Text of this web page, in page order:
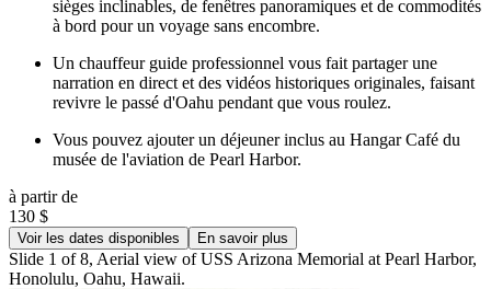
sièges inclinables, de fenêtres panoramiques et de commodités
à bord pour un voyage sans encombre.
Un chauffeur guide professionnel vous fait partager une
narration en direct et des vidéos historiques originales, faisant
revivre le passé d'Oahu pendant que vous roulez.
Vous pouvez ajouter un déjeuner inclus au Hangar Café du
musée de l'aviation de Pearl Harbor.
à partir de
130 $
Voir les dates disponibles En savoir plus
Slide 1 of 8, Aerial view of USS Arizona Memorial at Pearl Harbor,
Honolulu, Oahu, Hawaii.